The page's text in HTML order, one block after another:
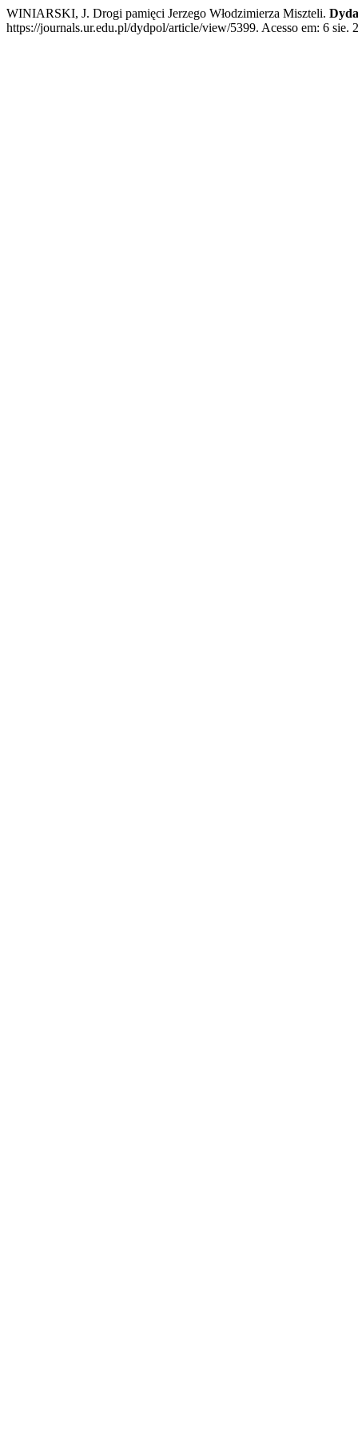
WINIARSKI, J. Drogi pamięci Jerzego Włodzimierza Miszteli.
https://journals.ur.edu.pl/dydpol/article/view/5399. Acesso em: 6 sie.